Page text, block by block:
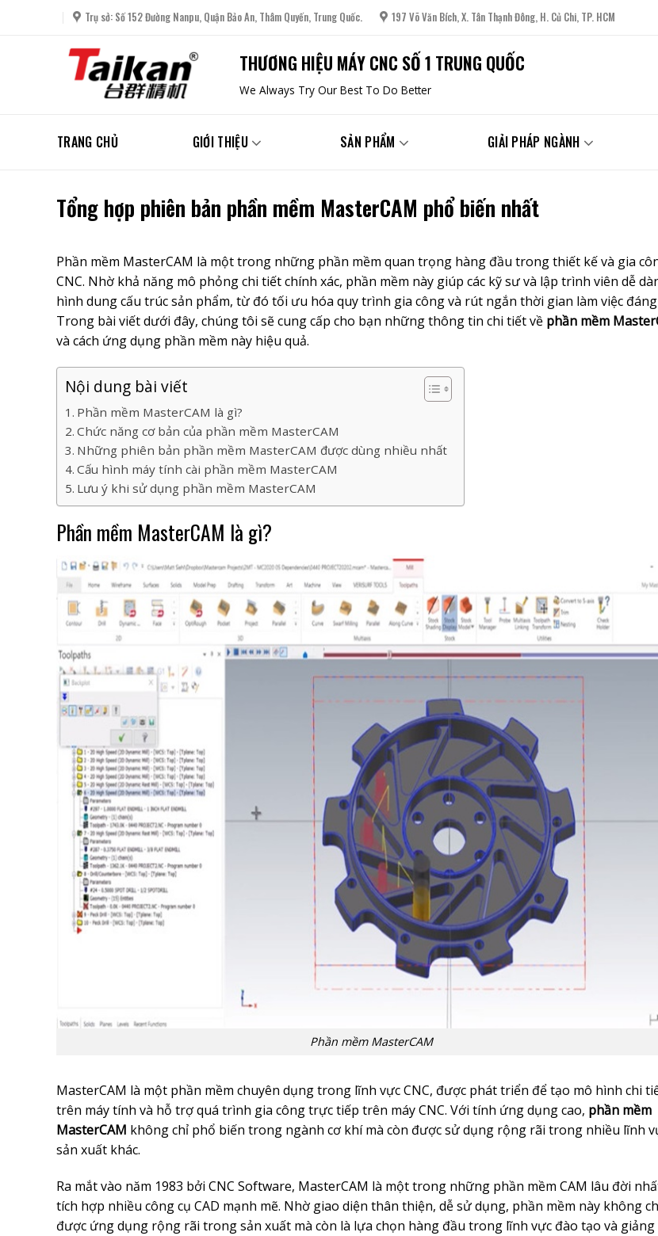
Trụ sở: Số 152 Đường Nanpu, Quận Bảo An, Thâm Quyến, Trung Quốc. 197 Võ Văn Bích, X. Tân Thạnh Đông, H. Củ Chi, TP. HCM
THƯƠNG HIỆU MÁY CNC SỐ 1 TRUNG QUỐC
We Always Try Our Best To Do Better
TRANG CHỦ GIỚI THIỆU SẢN PHẨM GIẢI PHÁP NGÀNH
Tổng hợp phiên bản phần mềm MasterCAM phổ biến nhất
Phần mềm MasterCAM là một trong những phần mềm quan trọng hàng đầu trong thiết kế và gia
CNC. Nhờ khả năng mô phỏng chi tiết chính xác, phần mềm này giúp các kỹ sư và lập trình viên dễ
hình dung cấu trúc sản phẩm, từ đó tối ưu hóa quy trình gia công và rút ngắn thời gian làm việc đáng
Trong bài viết dưới đây, chúng tôi sẽ cung cấp cho bạn những thông tin chi tiết về phần mềm
và cách ứng dụng phần mềm này hiệu quả.
Nội dung bài viết
Phần mềm MasterCAM là gì?
Chức năng cơ bản của phần mềm MasterCAM
Những phiên bản phần mềm MasterCAM được dùng nhiều nhất
Cấu hình máy tính cài phần mềm MasterCAM
Lưu ý khi sử dụng phần mềm MasterCAM
Phần mềm MasterCAM là gì?
Phần mềm MasterCAM
MasterCAM là một phần mềm chuyên dụng trong lĩnh vực CNC, được phát triển để tạo mô hình chi
trên máy tính và hỗ trợ quá trình gia công trực tiếp trên máy CNC. Với tính ứng dụng cao, phần mềm
MasterCAM không chỉ phổ biến trong ngành cơ khí mà còn được sử dụng rộng rãi trong nhiều lĩnh
sản xuất khác.
Ra mắt vào năm 1983 bởi CNC Software, MasterCAM là một trong những phần mềm CAM lâu đời
tích hợp nhiều công cụ CAD mạnh mẽ. Nhờ giao diện thân thiện, dễ sử dụng, phần mềm này không
được ứng dụng rộng rãi trong sản xuất mà còn là lựa chọn hàng đầu trong lĩnh vực đào tạo và giảng